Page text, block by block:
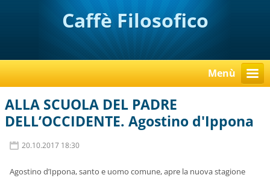
Caffè Filosofico
Menù
ALLA SCUOLA DEL PADRE
DELL’OCCIDENTE. Agostino d'Ippona
20.10.2017 18:30
Agostino d’Ippona, santo e uomo comune, apre la nuova stagione